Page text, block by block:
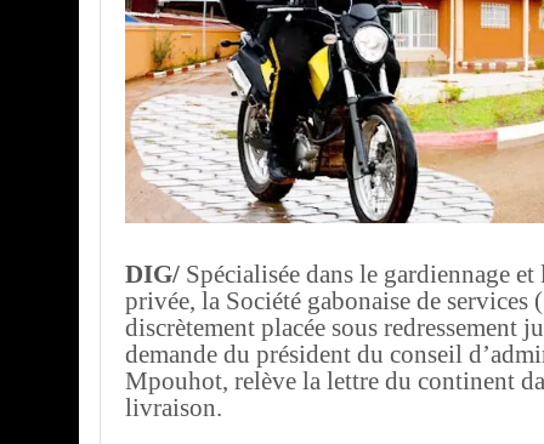
DIG/ Spécialisée dans le gardiennage et
privée, la Société gabonaise de services
discrètement placée sous redressement
demande du président du conseil
Mpouhot, relève la lettre du continent
livraison.